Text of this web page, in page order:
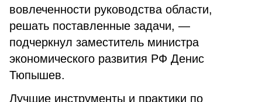
вовлеченности руководства области,
решать поставленные задачи, —
подчеркнул заместитель министра
экономического развития РФ Денис
Тюпышев.
Лучшие инструменты и практики по